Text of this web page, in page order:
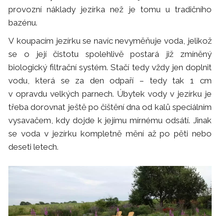
provozní náklady jezírka než je tomu u tradičního
bazénu.
V koupacím jezírku se navíc nevyměňuje voda, jelikož
se o její čistotu spolehlivě postará již zmíněný
biologický filtrační systém. Stačí tedy vždy jen doplnit
vodu, která se za den odpaří – tedy tak 1 cm
v opravdu velkých parnech. Úbytek vody v jezírku je
třeba dorovnat ještě po čištění dna od kalů speciálním
vysavačem, kdy dojde k jejímu mírnému odsátí. Jinak
se voda v jezírku kompletně mění až po pěti nebo
deseti letech.